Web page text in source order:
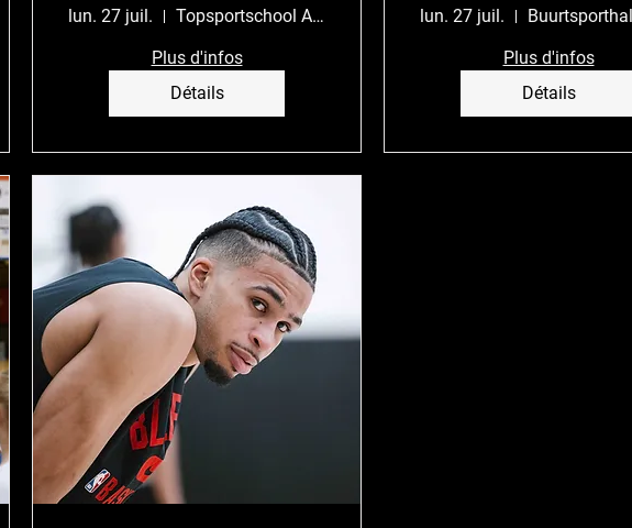
Camp
lun. 27 juil.
Topsportschool Antwerpen
Plus d'infos
Détails
Camp
lun. 27 juil.
Plus d'infos
Détails